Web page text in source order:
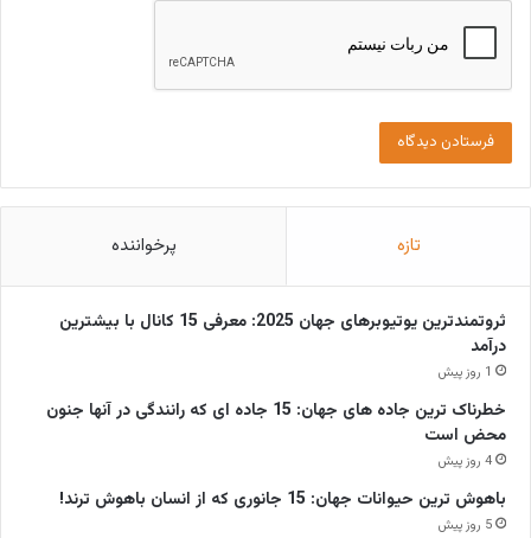
تازه پرخواننده
ثروتمندترین یوتیوبرهای جهان 2025: معرفی 15 کانال با بیشترین
درآمد
1 روز پیش
خطرناک ترین جاده های جهان: 15 جاده ای که رانندگی در آنها جنون
محض است
4 روز پیش
باهوش ترین حیوانات جهان: 15 جانوری که از انسان باهوش ترند!
5 روز پیش